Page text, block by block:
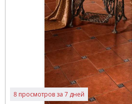
8 просмотров за 7 дней